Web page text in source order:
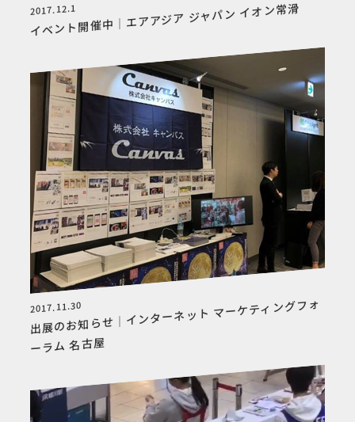
2017.12.1
イベント開催中｜エアアジア ジャパン イオン常滑
2017.11.30
出展のお知らせ｜インターネット マーケティングフォ
ーラム 名古屋